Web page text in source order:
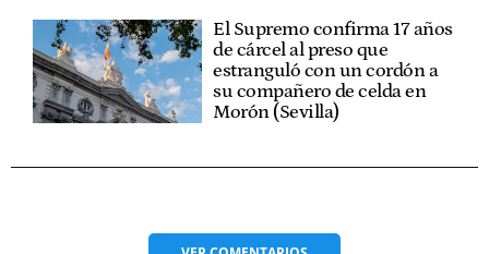
El Supremo confirma 17 años
de cárcel al preso que
estranguló con un cordón a
su compañero de celda en
Morón (Sevilla)